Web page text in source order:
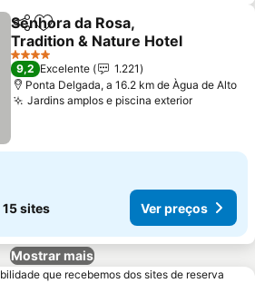
PartilharAdicionar aos favoritos
Senhora da Rosa,
Tradition & Nature Hotel
4 Estrelas
9,2 Excelente
1.221
Ponta Delgada, a 16.2 km de Àgua de Alto
Jardins amplos e piscina exterior
15 sites Ver preços
Mostrar mais
que recebemos dos sites de reserva